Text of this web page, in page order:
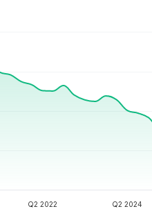
Q2 2022 Q2 2024